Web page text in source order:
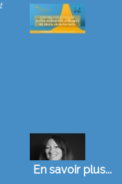
En savoir plus...